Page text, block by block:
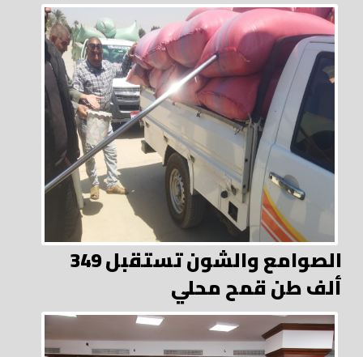
الصوامع والشون تستقبل 349
ألف طن قمح محلي